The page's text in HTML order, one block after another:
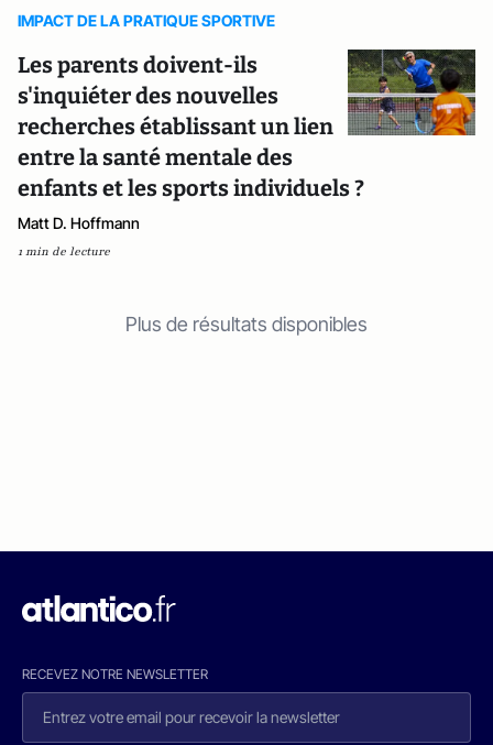
IMPACT DE LA PRATIQUE SPORTIVE
Les parents doivent-ils
s'inquiéter des nouvelles
recherches établissant un lien
entre la santé mentale des
enfants et les sports individuels ?
Matt D. Hoffmann
1 min de lecture
Plus de résultats disponibles
RECEVEZ NOTRE NEWSLETTER